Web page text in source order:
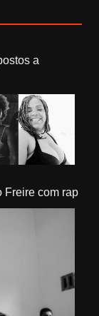
a
Freire com rap